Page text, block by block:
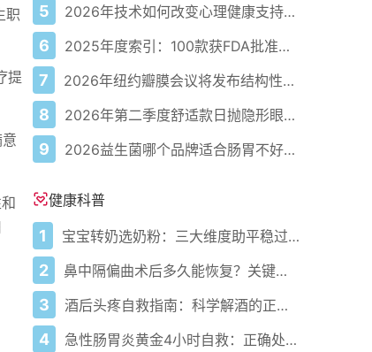
职
提
5 2026年技术如何改变心理健康支持的获取方式
6 2025年度索引：100款获FDA批准的AI驱动医疗设备
7 2026年纽约瓣膜会议将发布结构性心脏病最新研究成果
8 2026年第二季度舒适款日抛隐形眼镜推荐，优瞳主打长效佩戴体验
9 2026益生菌哪个品牌适合肠胃不好的人，常年饱受肠胃病痛看过来，梳理实用十大品牌
健康科普
1 宝宝转奶选奶粉：三大维度助平稳过渡
2 鼻中隔偏曲术后多久能恢复？关键看这几点
3 酒后头疼自救指南：科学解酒的正确打开方式
4 急性肠胃炎黄金4小时自救：正确处置与误区避坑关键